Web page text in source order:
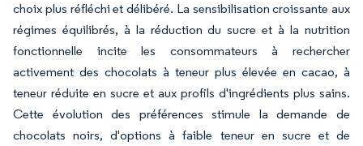
choix plus réfléchi et délibéré. La sensibilisation croissante aux
régimes équilibrés, à la réduction du sucre et à la nutrition
fonctionnelle incite les consommateurs à rechercher
activement des chocolats à teneur plus élevée en cacao, à
teneur réduite en sucre et aux profils d'ingrédients plus sains.
Cette évolution des préférences stimule la demande de
chocolats noirs, d'options à faible teneur en sucre et de